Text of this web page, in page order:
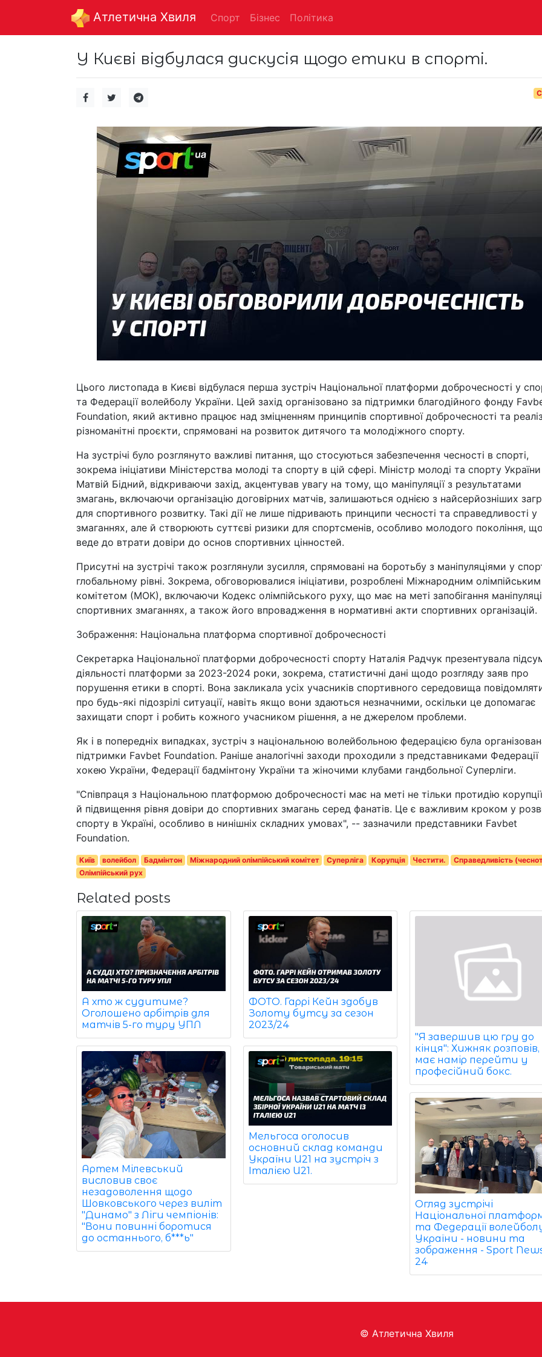
Aтлетична Хвиля Спорт Бізнес Політика
У Києві відбулася дискусія щодо етики в спорті.
Цього листопада в Києві відбулася перша зустріч Національної платформи доброчесності у
та Федерації волейболу України. Цей захід організовано за підтримки благодійного фонду
Foundation, який активно працює над зміцненням принципів спортивної доброчесності та
різноманітні проєкти, спрямовані на розвиток дитячого та молодіжного спорту.
На зустрічі було розглянуто важливі питання, що стосуються забезпечення чесності в спорті,
зокрема ініціативи Міністерства молоді та спорту в цій сфері. Міністр молоді та спорту України
Матвій Бідний, відкриваючи захід, акцентував увагу на тому, що маніпуляції з результатами
змагань, включаючи організацію договірних матчів, залишаються однією з найсерйозніших
для спортивного розвитку. Такі дії не лише підривають принципи чесності та справедливості у
змаганнях, але й створюють суттєві ризики для спортсменів, особливо молодого покоління, що
веде до втрати довіри до основ спортивних цінностей.
Присутні на зустрічі також розглянули зусилля, спрямовані на боротьбу з маніпуляціями у
глобальному рівні. Зокрема, обговорювалися ініціативи, розроблені Міжнародним олімпійським
комітетом (МОК), включаючи Кодекс олімпійського руху, що має на меті запобігання
спортивних змаганнях, а також його впровадження в нормативні акти спортивних організацій.
Зображення: Національна платформа спортивної доброчесності
Секретарка Національної платформи доброчесності спорту Наталія Радчук презентувала
діяльності платформи за 2023-2024 роки, зокрема, статистичні дані щодо розгляду заяв про
порушення етики в спорті. Вона закликала усіх учасників спортивного середовища
про будь-які підозрілі ситуації, навіть якщо вони здаються незначними, оскільки це допомагає
захищати спорт і робить кожного учасником рішення, а не джерелом проблеми.
Як і в попередніх випадках, зустріч з національною волейбольною федерацією була
підтримки Favbet Foundation. Раніше аналогічні заходи проходили з представниками Федерації
хокею України, Федерації бадмінтону України та жіночими клубами гандбольної Суперліги.
"Співпраця з Національною платформою доброчесності має на меті не тільки протидію
й підвищення рівня довіри до спортивних змагань серед фанатів. Це є важливим кроком у
спорту в Україні, особливо в нинішніх складних умовах", -- зазначили представники Favbet
Foundation.
Київ волейбол Бадмінтон Міжнародний олімпійський комітет Суперліга Корупція Честити.
Справедливість
Олімпійський рух
Related posts
А хто ж судитиме?
Оголошено арбітрів для
матчів 5-го туру УПЛ
Артем Мілевський
висловив своє
незадоволення щодо
Шовковського через виліт
"Динамо" з Ліги чемпіонів:
"Вони повинні боротися
до останнього, б***ь"
ФОТО. Гаррі Кейн здобув
Золоту бутсу за сезон
2023/24
Мельгоса оголосив
основний склад команди
України U21 на зустріч з
Італією U21.
"Я завершив цю гру до
кінця": Хижняк розповів,
має намір перейти у
професійний бокс.
Огляд зустрічі
Національної
та Федерації
України - новини та
зображення - Sport
24
© Aтлетична Хвиля